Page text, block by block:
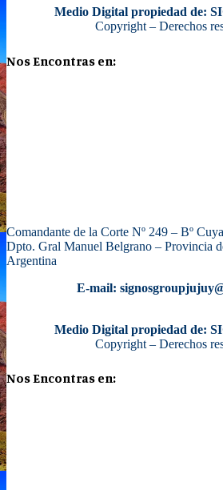
Medio Digital propiedad de:
Copyright – Derechos
Nos Encontras en:
Comandante de la Corte Nº 249 – Bº
Dpto. Gral Manuel Belgrano – Provincia
Argentina
E-mail:
Medio Digital propiedad de:
Copyright – Derechos
Nos Encontras en: